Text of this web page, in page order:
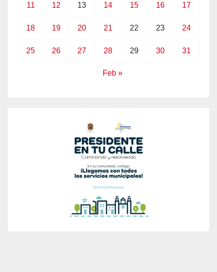
11 12 13 14 15 16 17
18 19 20 21 22 23 24
25 26 27 28 29 30 31
Feb »